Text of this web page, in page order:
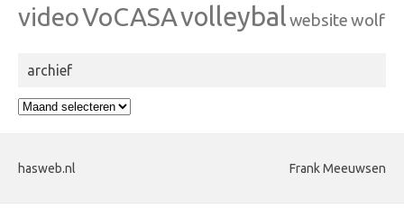
videoVoCASAvolleybalwebsitewolf
archief
archief
hasweb.nl Frank Meeuwsen